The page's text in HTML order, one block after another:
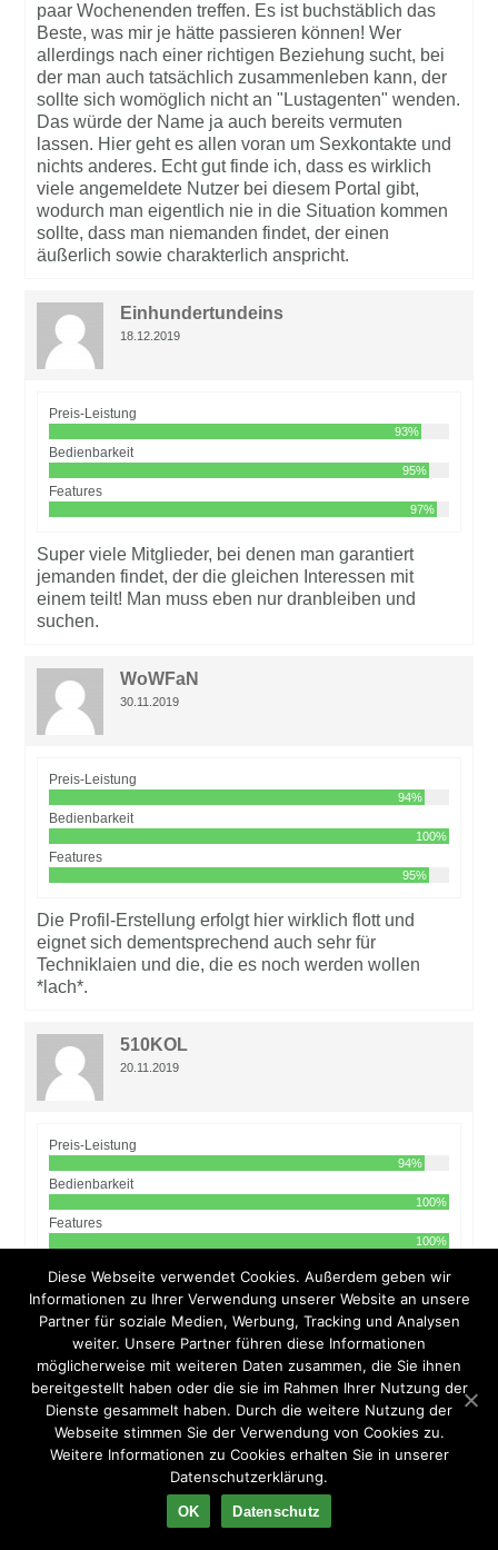
paar Wochenenden treffen. Es ist buchstäblich das
Beste, was mir je hätte passieren können! Wer
allerdings nach einer richtigen Beziehung sucht, bei
der man auch tatsächlich zusammenleben kann, der
sollte sich womöglich nicht an "Lustagenten" wenden.
Das würde der Name ja auch bereits vermuten
lassen. Hier geht es allen voran um Sexkontakte und
nichts anderes. Echt gut finde ich, dass es wirklich
viele angemeldete Nutzer bei diesem Portal gibt,
wodurch man eigentlich nie in die Situation kommen
sollte, dass man niemanden findet, der einen
äußerlich sowie charakterlich anspricht.
Einhundertundeins
18.12.2019
Preis-Leistung
93%
Bedienbarkeit
95%
Features
97%
Super viele Mitglieder, bei denen man garantiert
jemanden findet, der die gleichen Interessen mit
einem teilt! Man muss eben nur dranbleiben und
suchen.
WoWFaN
30.11.2019
Preis-Leistung
94%
Bedienbarkeit
100%
Features
95%
Die Profil-Erstellung erfolgt hier wirklich flott und
eignet sich dementsprechend auch sehr für
Techniklaien und die, die es noch werden wollen
*lach*.
510KOL
20.11.2019
Preis-Leistung
94%
Bedienbarkeit
100%
Features
100%
Man sollte schon dafür gemacht sein. Nicht jeder hat
Spaß daran, Leute im Internet kennenzulernen und
die ersten Worte in einem Chat zu wechseln. Am
besten testet ihr das mal bei einer kostenlosen
Plattform, ehe ihr dann Geld ausgeben wollt.
Vielleicht habt ihr auch Glück und es gibt hier bei
Lustagenten eine Aktion, mit der man mal
hineinschnuppern kann - müsst ihr einfach mal
gucken. Ist man dafür gemacht, findet man bei diesem
Portal alles, was man braucht, um den gewünschten
Vermittlungserfolg zu erzielen. Es ist alles einfach zu
bedienen und der Preis ist nun auch nicht so
Diese Webseite verwendet Cookies. Außerdem geben wir
Informationen zu Ihrer Verwendung unserer Website an unsere
Partner für soziale Medien, Werbung, Tracking und Analysen
weiter. Unsere Partner führen diese Informationen
möglicherweise mit weiteren Daten zusammen, die Sie ihnen
bereitgestellt haben oder die sie im Rahmen Ihrer Nutzung der
Dienste gesammelt haben. Durch die weitere Nutzung der
Webseite stimmen Sie der Verwendung von Cookies zu.
Weitere Informationen zu Cookies erhalten Sie in unserer
Datenschutzerklärung.
OK Datenschutz